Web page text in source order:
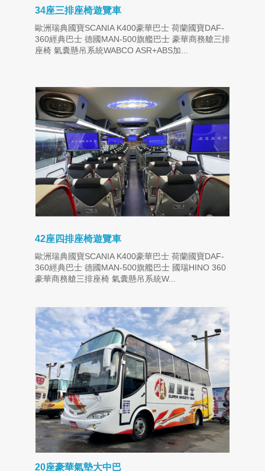
34座三排座椅遊覽車
歐洲瑞典國寶SCANIA K400豪華巴士 荷蘭國寶DAF-
360經典巴士 德國MAN-500旗艦巴士 豪華商務艙三排
座椅 氣囊懸吊系統WABCO ASR+ABS加...
42座四排座椅遊覽車
歐洲瑞典國寶SCANIA K400豪華巴士 荷蘭國寶DAF-
360經典巴士 德國MAN-500旗艦巴士 國瑞HINO 360
豪華商務艙三排座椅 氣囊懸吊系統W...
20座豪華氣墊大中巴